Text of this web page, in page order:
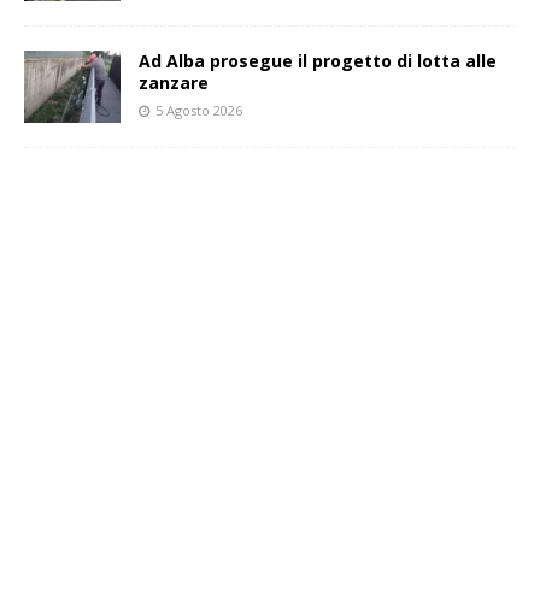
Ad Alba prosegue il progetto di lotta alle
zanzare
5 Agosto 2026